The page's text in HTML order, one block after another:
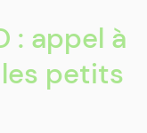
: appel à
petits